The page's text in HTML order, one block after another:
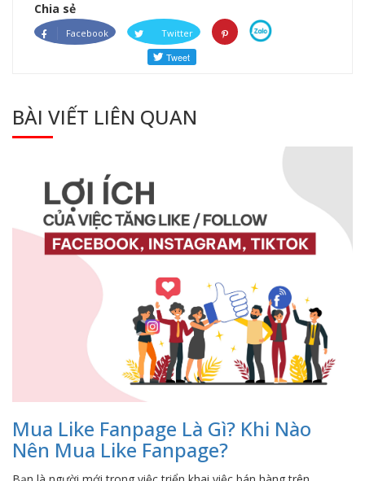
Chia sẻ
Facebook Twitter
BÀI VIẾT LIÊN QUAN
Mua Like Fanpage Là Gì? Khi Nào
Nên Mua Like Fanpage?